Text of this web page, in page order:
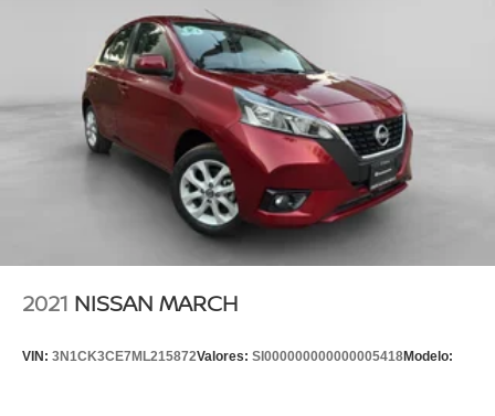
2021 NISSAN MARCH
VIN: 3N1CK3CE7ML215872Valores: SI000000000000005418Modelo: